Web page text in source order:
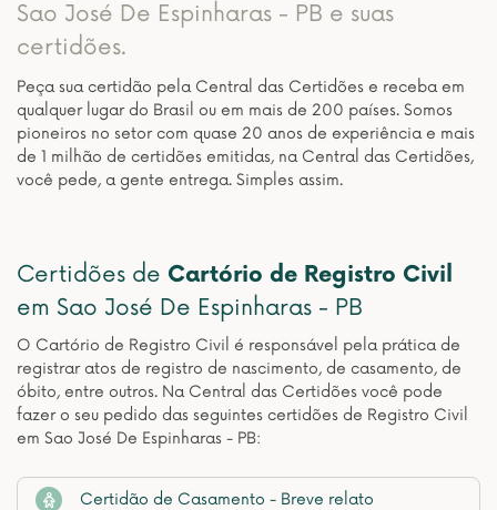
Sao José De Espinharas - PB e suas
certidões.
Peça sua certidão pela Central das Certidões e receba em
qualquer lugar do Brasil ou em mais de 200 países. Somos
pioneiros no setor com quase 20 anos de experiência e mais
de 1 milhão de certidões emitidas, na Central das Certidões,
você pede, a gente entrega. Simples assim.
Certidões de Cartório de Registro Civil
em Sao José De Espinharas - PB
O Cartório de Registro Civil é responsável pela prática de
registrar atos de registro de nascimento, de casamento, de
óbito, entre outros. Na Central das Certidões você pode
fazer o seu pedido das seguintes certidões de Registro Civil
em Sao José De Espinharas - PB:
Certidão de Casamento - Breve relato